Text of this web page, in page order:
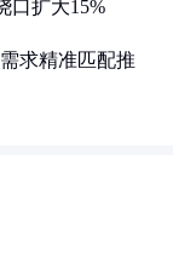
口扩大15%
求精准匹配推